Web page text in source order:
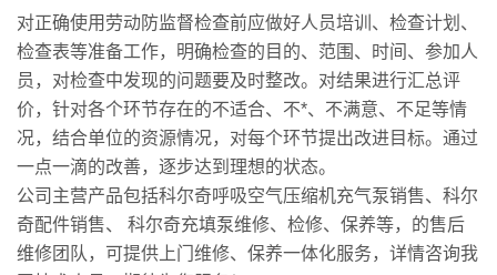
对正确使用劳动防监督检查前应做好人员培训、检查计划、
检查表等准备工作，明确检查的目的、范围、时间、参加人
员，对检查中发现的问题要及时整改。对结果进行汇总评
价，针对各个环节存在的不适合、不*、不满意、不足等情
况，结合单位的资源情况，对每个环节提出改进目标。通过
一点一滴的改善，逐步达到理想的状态。
公司主营产品包括科尔奇呼吸空气压缩机充气泵销售、科尔
奇配件销售、 科尔奇充填泵维修、检修、保养等，的售后
维修团队，可提供上门维修、保养一体化服务，详情咨询我